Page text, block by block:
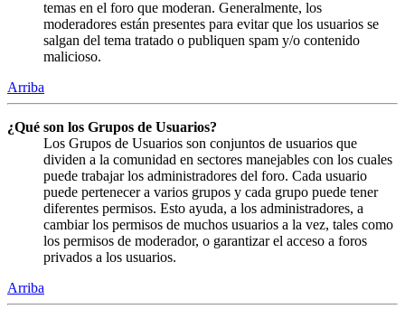
temas en el foro que moderan. Generalmente, los
moderadores están presentes para evitar que los usuarios se
salgan del tema tratado o publiquen spam y/o contenido
malicioso.
Arriba
¿Qué son los Grupos de Usuarios?
Los Grupos de Usuarios son conjuntos de usuarios que
dividen a la comunidad en sectores manejables con los cuales
puede trabajar los administradores del foro. Cada usuario
puede pertenecer a varios grupos y cada grupo puede tener
diferentes permisos. Esto ayuda, a los administradores, a
cambiar los permisos de muchos usuarios a la vez, tales como
los permisos de moderador, o garantizar el acceso a foros
privados a los usuarios.
Arriba